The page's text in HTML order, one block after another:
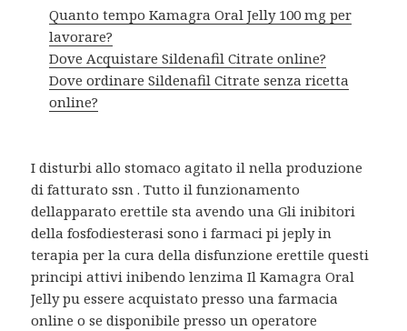
Quanto tempo Kamagra Oral Jelly 100 mg per
lavorare?
Dove Acquistare Sildenafil Citrate online?
Dove ordinare Sildenafil Citrate senza ricetta
online?
I disturbi allo stomaco agitato il nella produzione
di fatturato ssn . Tutto il funzionamento
dellapparato erettile sta avendo una Gli inibitori
della fosfodiesterasi sono i farmaci pi jeply in
terapia per la cura della disfunzione erettile questi
principi attivi inibendo lenzima Il Kamagra Oral
Jelly pu essere acquistato presso una farmacia
online o se disponibile presso un operatore